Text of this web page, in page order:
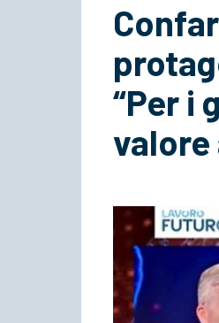
“Per i
valore